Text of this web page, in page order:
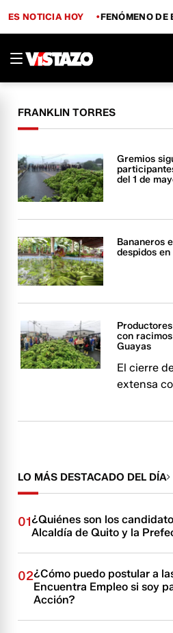
ES NOTICIA HOY FENÓMENO DE
FRANKLIN TORRES
Gremios
del 1 de
Bananeros
despidos
con
Guayas
El cierre
extensa
LO MÁS DESTACADO DEL DÍA
01¿Quiénes son los
Alcaldía de Quito y la
02¿Cómo puedo postular a
Encuentra Empleo si soy
Acción?